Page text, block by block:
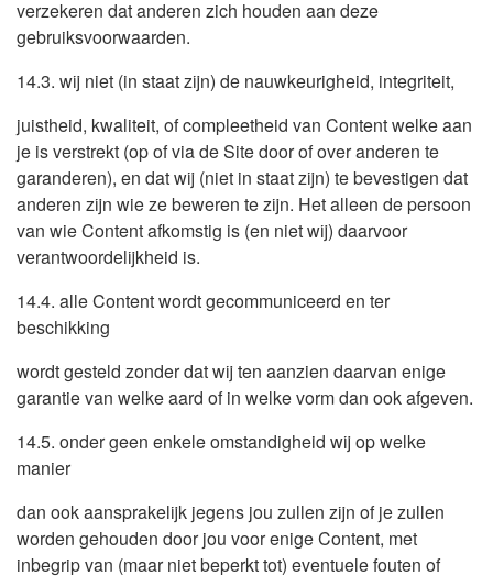
verzekeren dat anderen zich houden aan deze
gebruiksvoorwaarden.
14.3. wij niet (in staat zijn) de nauwkeurigheid, integriteit,
juistheid, kwaliteit, of compleetheid van Content welke aan
je is verstrekt (op of via de Site door of over anderen te
garanderen), en dat wij (niet in staat zijn) te bevestigen dat
anderen zijn wie ze beweren te zijn. Het alleen de persoon
van wie Content afkomstig is (en niet wij) daarvoor
verantwoordelijkheid is.
14.4. alle Content wordt gecommuniceerd en ter
beschikking
wordt gesteld zonder dat wij ten aanzien daarvan enige
garantie van welke aard of in welke vorm dan ook afgeven.
14.5. onder geen enkele omstandigheid wij op welke
manier
dan ook aansprakelijk jegens jou zullen zijn of je zullen
worden gehouden door jou voor enige Content, met
inbegrip van (maar niet beperkt tot) eventuele fouten of